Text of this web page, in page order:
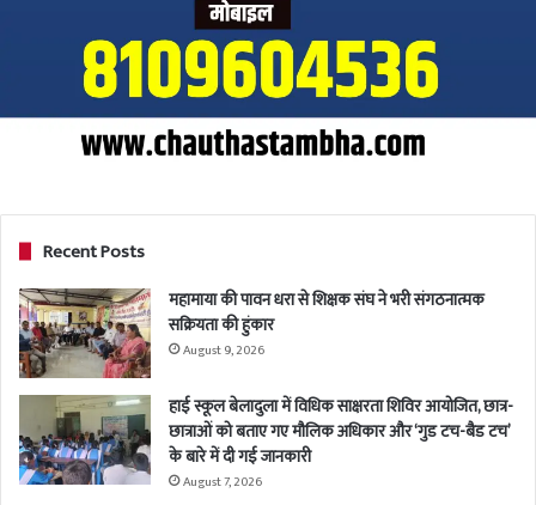
Recent Posts
महामाया की पावन धरा से शिक्षक संघ ने भरी संगठनात्मक
सक्रियता की हुंकार
August 9, 2026
हाई स्कूल बेलादुला में विधिक साक्षरता शिविर आयोजित, छात्र-
छात्राओं को बताए गए मौलिक अधिकार और ‘गुड टच-बैड टच’
के बारे में दी गई जानकारी
August 7, 2026